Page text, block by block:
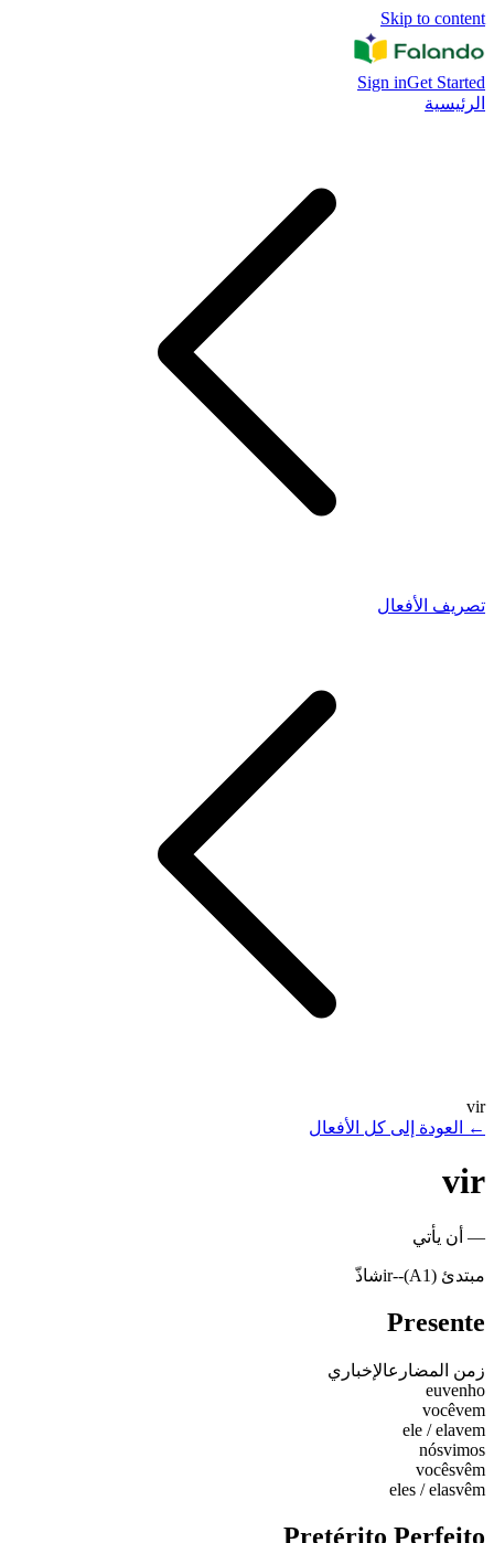
Skip to content
Sign inGet Started
الرئيسية
تصريف الأفعال
vir
←
العودة إلى كل الأفعال
vir
— أن يأتي
مبتدئ (A1) -
-ir شاذّ
Presente
زمن المضارعالإخباري
euvenho
vocêvem
ele / elavem
nósvimos
vocêsvêm
eles / elasvêm
Pretérito Perfeito